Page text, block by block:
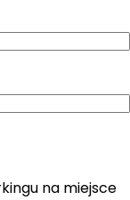
na miejsce